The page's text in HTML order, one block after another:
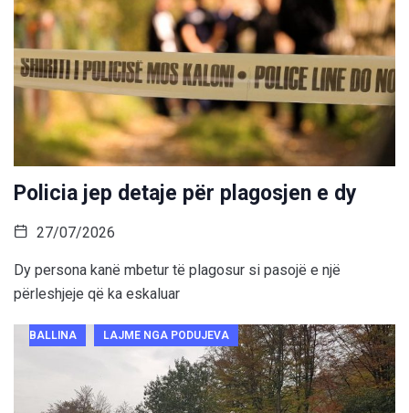
Policia jep detaje për plagosjen e dy
27/07/2026
Dy persona kanë mbetur të plagosur si pasojë e një
përleshjeje që ka eskaluar
BALLINA LAJME NGA PODUJEVA